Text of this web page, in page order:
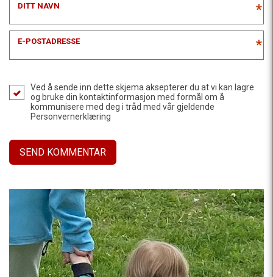
DITT NAVN *
E-POSTADRESSE *
Ved å sende inn dette skjema aksepterer du at vi kan lagre
og bruke din kontaktinformasjon med formål om å
kommunisere med deg i tråd med vår gjeldende
Personvernerklæring